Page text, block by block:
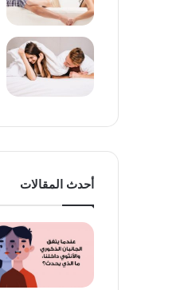
أحدث المقالات